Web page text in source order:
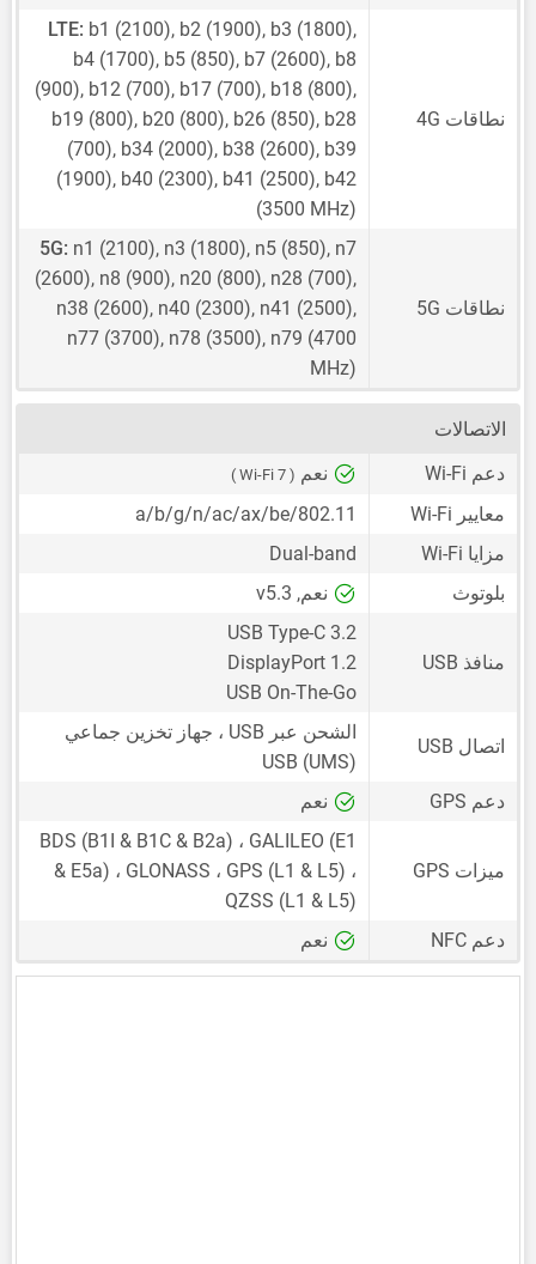
نطاقات 4G
LTE: b1 (2100), b2 (1900), b3 (1800),
b4 (1700), b5 (850), b7 (2600), b8
(900), b12 (700), b17 (700), b18 (800),
b19 (800), b20 (800), b26 (850), b28
(700), b34 (2000), b38 (2600), b39
(1900), b40 (2300), b41 (2500), b42
(3500 MHz)
نطاقات 5G
5G: n1 (2100), n3 (1800), n5 (850), n7
(2600), n8 (900), n20 (800), n28 (700),
n38 (2600), n40 (2300), n41 (2500),
n77 (3700), n78 (3500), n79 (4700
MHz)
الاتصالات
دعم Wi-Fi
نعم ( Wi-Fi 7 )
معايير Wi-Fi
802.11/a/b/g/n/ac/ax/be
مزايا Wi-Fi
Dual-band
بلوتوث
نعم, v5.3
منافذ USB
USB Type-C 3.2
DisplayPort 1.2
USB On-The-Go
اتصال USB
الشحن عبر USB ، جهاز تخزين جماعي
USB (UMS)
دعم GPS
نعم
ميزات GPS
BDS (B1I & B1C & B2a) ، GALILEO (E1
& E5a) ، GLONASS ، GPS (L1 & L5) ،
QZSS (L1 & L5)
دعم NFC
نعم